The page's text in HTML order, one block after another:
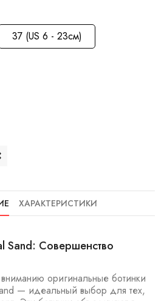
37 (US 6 - 23см)
ХАРАКТЕРИСТИКИ
Sand: Совершенство
оригинальные ботинки
— идеальный выбор для тех,